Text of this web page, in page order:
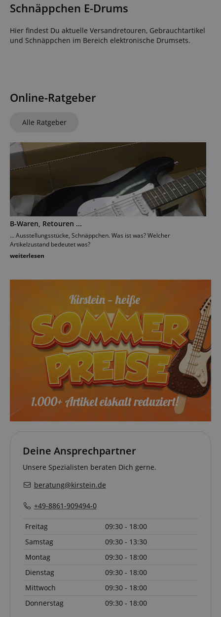
Schnäppchen E-Drums
Hier findest Du aktuelle Versandretouren, Gebrauchtartikel
und Schnäppchen im Bereich elektronische Drumsets.
Online-Ratgeber
Alle Ratgeber
B-Waren, Retouren ...
… Ausstellungsstücke, Schnäppchen. Was ist was? Welcher
Artikelzustand bedeutet was?
weiterlesen
Deine Ansprechpartner
Unsere Spezialisten beraten Dich gerne.
beratung@kirstein.de
+49-8861-909494-0
Freitag
09:30 - 18:00
Samstag
09:30 - 13:30
Montag
09:30 - 18:00
Dienstag
09:30 - 18:00
Mittwoch
09:30 - 18:00
Donnerstag
09:30 - 18:00